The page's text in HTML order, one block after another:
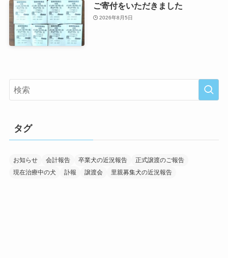
ご寄付をいただきました
2026年8月5日
タグ
お知らせ 会計報告 卒業犬の近況報告
正式譲渡のご報告
現在治療中の犬
訃報 譲渡会 里親募集犬の近況報告